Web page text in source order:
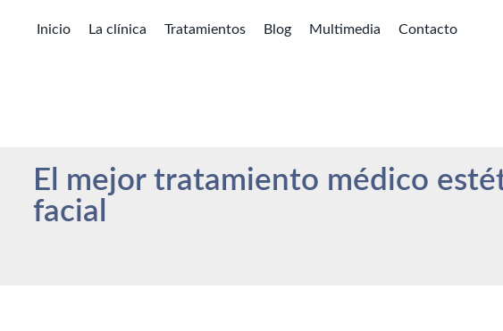
Inicio La clínica Tratamientos Blog Multimedia Contacto
El mejor tratamiento médico
facial